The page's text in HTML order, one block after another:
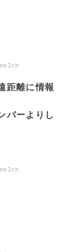
距離に情報
バーよりし